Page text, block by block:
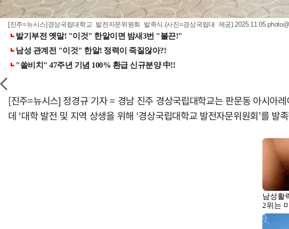
[진주=뉴시스]경상국립대학교 발전자문위원회 발족식.(사진=경상국립대 제공)
[진주=뉴시스] 정경규 기자 = 경남 진주 경상국립대학교는 판문동 아시아
데 ‘대학 발전 및 지역 상생을 위해 ‘경상국립대학교 발전자문위원회’를 발